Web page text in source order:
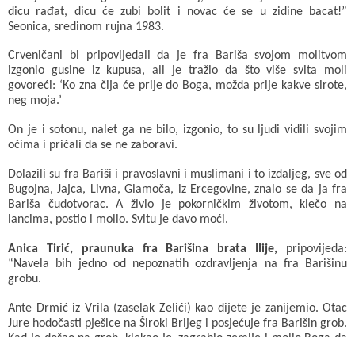
dicu rađat, dicu će zubi bolit i novac će se u zidine bacat!”
Seonica, sredinom rujna 1983.
Crveničani bi pripovijedali da je fra Bariša svojom molitvom
izgonio gusine iz kupusa, ali je tražio da što više svita moli
govoreći: ‘Ko zna čija će prije do Boga, možda prije kakve sirote,
neg moja.’
On je i sotonu, nalet ga ne bilo, izgonio, to su ljudi vidili svojim
očima i pričali da se ne zaboravi.
Dolazili su fra Bariši i pravoslavni i muslimani i to izdaljeg, sve od
Bugojna, Jajca, Livna, Glamoča, iz Ercegovine, znalo se da ja fra
Bariša čudotvorac. A živio je pokorničkim životom, klečo na
lancima, postio i molio. Svitu je davo moći.
Anica Tirić, praunuka fra Barišina brata Ilije, pripovijeda:
“Navela bih jedno od nepoznatih ozdravljenja na fra Barišinu
grobu.
Ante Drmić iz Vrila (zaselak Zelići) kao dijete je zanijemio. Otac
Jure hodočasti pješice na Široki Brijeg i posjećuje fra Barišin grob.